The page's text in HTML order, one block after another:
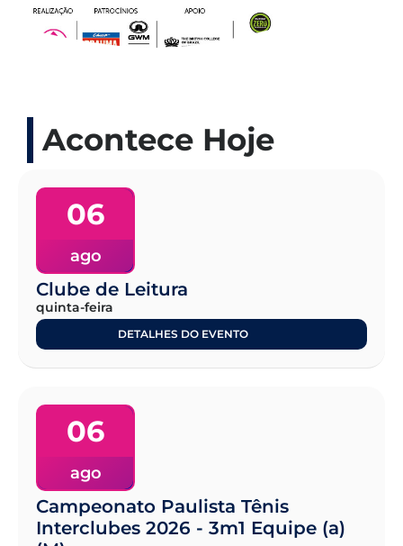
Acontece Hoje
06
ago
Clube de Leitura
quinta-feira
DETALHES DO EVENTO
06
ago
Campeonato Paulista Tênis
Interclubes 2026 - 3m1 Equipe (a)